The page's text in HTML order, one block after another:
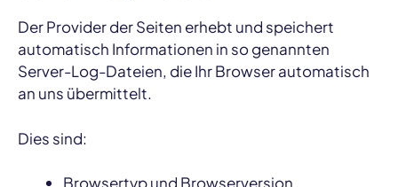
Der Provider der Seiten erhebt und speichert
automatisch Informationen in so genannten
Server-Log-Dateien, die Ihr Browser automatisch
an uns übermittelt.
Dies sind:
Browsertyp und Browserversion